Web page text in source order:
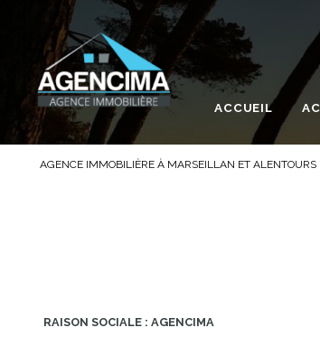
ACCUEIL
AGENCE IMMOBILIÈRE À MARSEILLAN ET ALENTOURS
RAISON SOCIALE : AGENCIMA